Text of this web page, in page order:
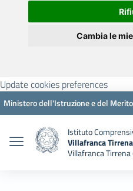
Cambia le
Update cookies preferences
Ministero dell'Istruzione e del Merito
Istituto
Villafranca Tirrena
Villafranca Tirrena